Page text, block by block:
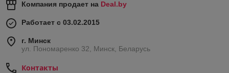
Компания продает на Deal.by
Работает с 03.02.2015
г. Минск
ул. Пономаренко 32, Минск, Беларусь
Контакты